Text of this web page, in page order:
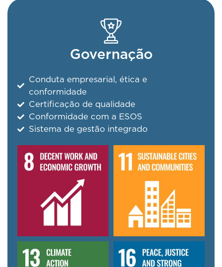
Governação
Conduta empresarial, ética e
conformidade
Certificação de qualidade
Conformidade com a ESOS
Sistema de gestão integrado